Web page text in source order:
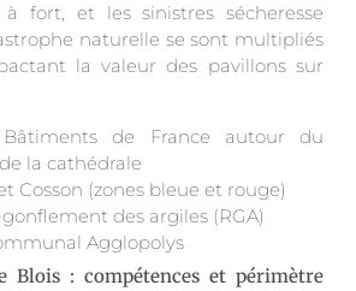
fort, et les sinistres sécheresse
naturelle se sont multipliés
la valeur des pavillons sur
Bâtiments de France autour du
la cathédrale
Cosson (zones bleue et rouge)
des argiles (RGA)
Agglopolys
Blois : compétences et périmètre